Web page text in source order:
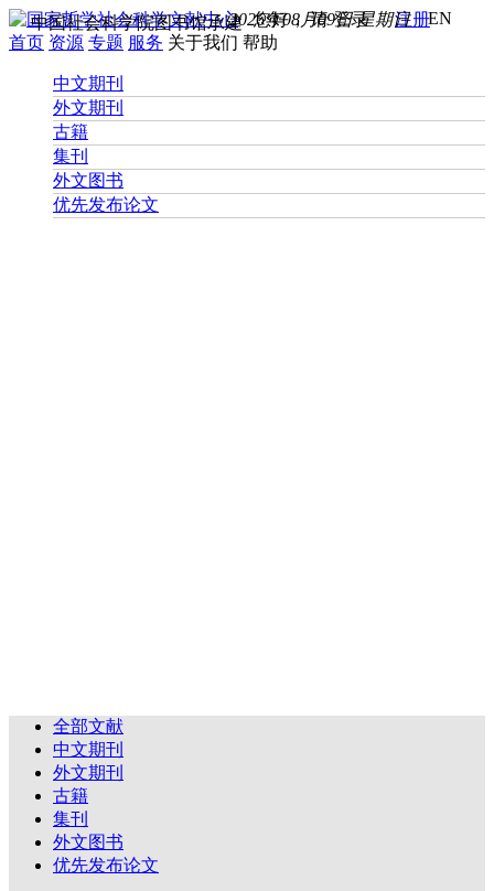
您好， 请登录 注册EN
2026年08月09日 星期日
中国社会科学院图书馆承建
首页 资源 专题 服务 关于我们 帮助
中文期刊
外文期刊
古籍
集刊
外文图书
优先发布论文
全部文献
中文期刊
外文期刊
古籍
集刊
外文图书
优先发布论文